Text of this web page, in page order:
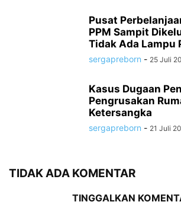
Pusat
PPM Sampit
Tidak Ada Lampu
sergapreborn - 25 Juli
Kasus Dugaan
Pengrusakan
Ketersangka
sergapreborn - 21 Juli
TIDAK ADA KOMENTAR
TINGGALKAN